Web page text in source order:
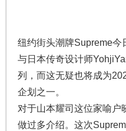
纽约街头潮牌Supreme今
与日本传奇设计师
列，而这无疑也将成为
企划之一。
对于山本耀司这位家喻户
做过多介绍。这次